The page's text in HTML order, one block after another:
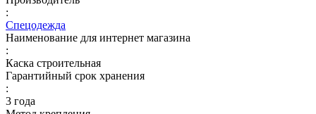
:
Спецодежда
Наименование для интернет магазина
:
Каска строительная
Гарантийный срок хранения
:
3 года